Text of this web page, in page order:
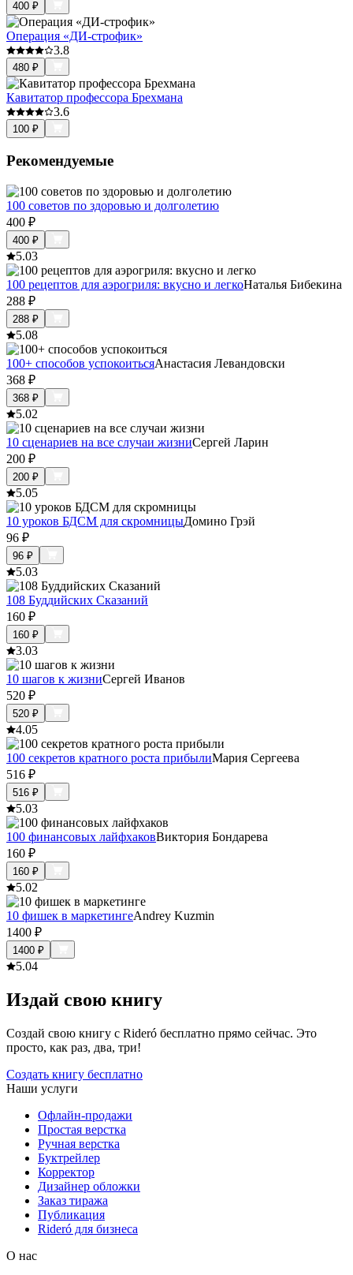
400 ₽
Операция «ДИ-строфик»
3.8
480 ₽
Кавитатор профессора Брехмана
3.6
100 ₽
Рекомендуемые
100 советов по здоровью и долголетию
400 ₽
400 ₽
5.03
100 рецептов для аэрогриля: вкусно и легкоНаталья Бибекина
288 ₽
288 ₽
5.08
100+ способов успокоитьсяАнастасия Левандовски
368 ₽
368 ₽
5.02
10 сценариев на все случаи жизниСергей Ларин
200 ₽
200 ₽
5.05
10 уроков БДСМ для скромницыДомино Грэй
96 ₽
96 ₽
5.03
108 Буддийских Сказаний
160 ₽
160 ₽
3.03
10 шагов к жизниСергей Иванов
520 ₽
520 ₽
4.05
100 секретов кратного роста прибылиМария Сергеева
516 ₽
516 ₽
5.03
100 финансовых лайфхаковВиктория Бондарева
160 ₽
160 ₽
5.02
10 фишек в маркетингеAndrey Kuzmin
1400 ₽
1400 ₽
5.04
Издай свою книгу
Создай свою книгу с Rideró бесплатно прямо сейчас. Это
просто, как раз, два, три!
Создать книгу бесплатно
Наши услуги
Офлайн-продажи
Простая верстка
Ручная верстка
Буктрейлер
Корректор
Дизайнер обложки
Заказ тиража
Публикация
Rideró для бизнеса
О нас